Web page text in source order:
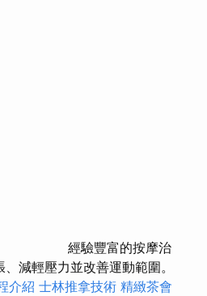
經驗豐富的按摩治
減輕壓力並改善運動範圍。
介紹 士林推拿技術 精緻茶會